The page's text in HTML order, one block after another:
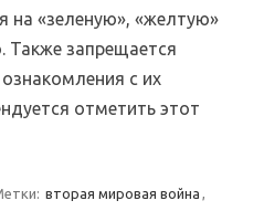
на «зеленую», «желтую»
Также запрещается
с их
отметить этот
вторая мировая война ,